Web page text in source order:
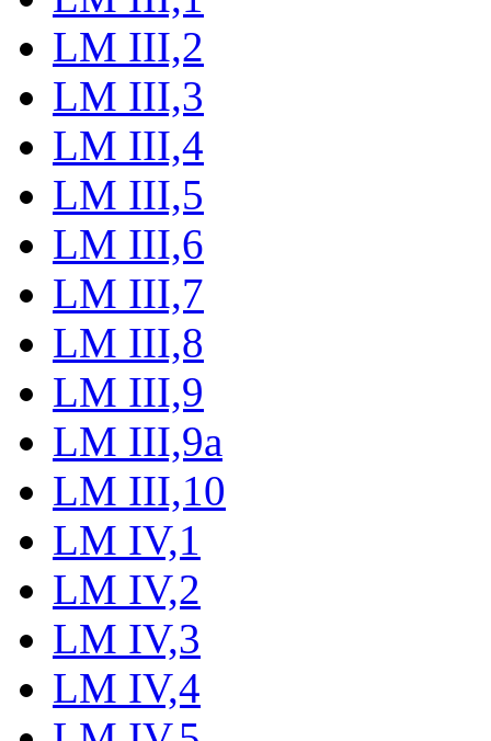
LM III,2
LM III,3
LM III,4
LM III,5
LM III,6
LM III,7
LM III,8
LM III,9
LM III,9a
LM III,10
LM IV,1
LM IV,2
LM IV,3
LM IV,4